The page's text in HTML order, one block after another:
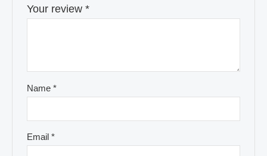
Your review*
Name*
Email*